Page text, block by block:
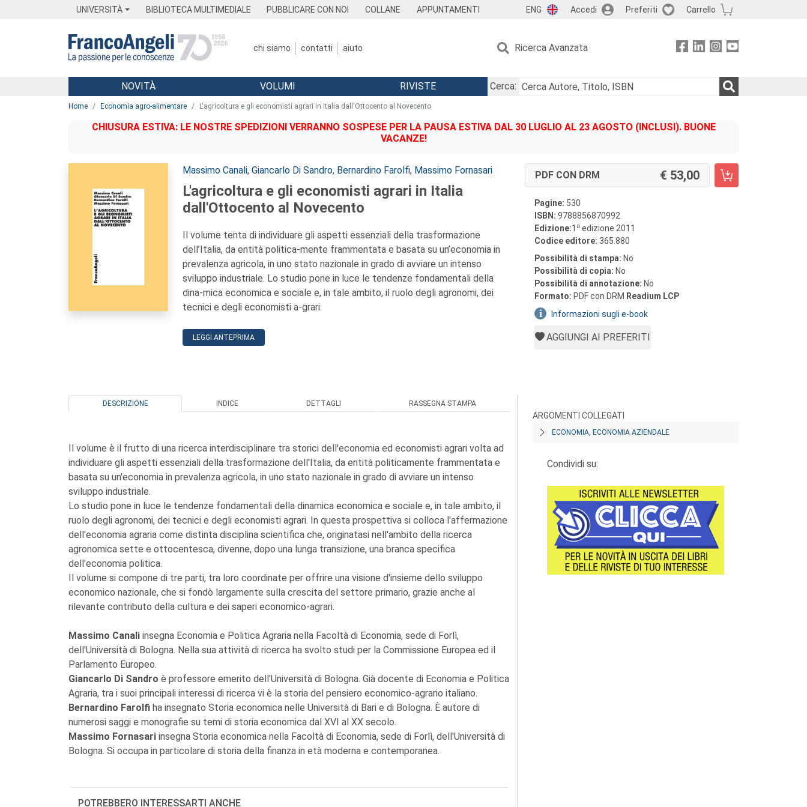
UNIVERSITÀ BIBLIOTECA MULTIMEDIALE PUBBLICARE CON NOI COLLANE APPUNTAMENTI ENG Accedi Preferiti Carrello
chi siamo contatti aiuto Ricerca Avanzata
Menu
NOVITÀ VOLUMI RIVISTE
Cerca:
Home Economia agro-alimentare L'agricoltura e gli economisti agrari in Italia dall'Ottocento al Novecento
CHIUSURA ESTIVA: LE NOSTRE SPEDIZIONI VERRANNO SOSPESE PER LA PAUSA ESTIVA DAL 30 LUGLIO AL 23 AGOSTO (INCLUSI). BUONE
VACANZE!
Autori:
Massimo Canali, Giancarlo Di Sandro, Bernardino Farolfi, Massimo Fornasari
L'agricoltura e gli economisti agrari in Italia
dall'Ottocento al Novecento
Il volume tenta di individuare gli aspetti essenziali della trasformazione
dell’Italia, da entità politica-mente frammentata e basata su un’economia in
prevalenza agricola, in uno stato nazionale in grado di avviare un intenso
sviluppo industriale. Lo studio pone in luce le tendenze fondamentali della
dina-mica economica e sociale e, in tale ambito, il ruolo degli agronomi, dei
tecnici e degli economisti a-grari.
LEGGI ANTEPRIMA
PDF CON DRM 53,00
Pagine: 530
ISBN: 9788856870992
Edizione:1 a edizione 2011
Codice editore: 365.880
Possibilità di stampa: No
Possibilità di copia: No
Possibilità di annotazione: No
Formato: PDF con DRM Readium LCP
Informazioni sugli e-book
AGGIUNGI AI PREFERITI
DESCRIZIONE INDICE DETTAGLI RASSEGNA STAMPA
Il volume è il frutto di una ricerca interdisciplinare tra storici dell'economia ed economisti agrari volta ad
individuare gli aspetti essenziali della trasformazione dell'Italia, da entità politicamente frammentata e
basata su un'economia in prevalenza agricola, in uno stato nazionale in grado di avviare un intenso
sviluppo industriale.
Lo studio pone in luce le tendenze fondamentali della dinamica economica e sociale e, in tale ambito, il
ruolo degli agronomi, dei tecnici e degli economisti agrari. In questa prospettiva si colloca l'affermazione
dell'economia agraria come distinta disciplina scientifica che, originatasi nell'ambito della ricerca
agronomica sette e ottocentesca, divenne, dopo una lunga transizione, una branca specifica
dell'economia politica.
Il volume si compone di tre parti, tra loro coordinate per offrire una visione d'insieme dello sviluppo
economico nazionale, che si fondò largamente sulla crescita del settore primario, grazie anche al
rilevante contributo della cultura e dei saperi economico-agrari.
Massimo Canali insegna Economia e Politica Agraria nella Facoltà di Economia, sede di Forlì,
dell'Università di Bologna. Nella sua attività di ricerca ha svolto studi per la Commissione Europea ed il
Parlamento Europeo.
Giancarlo Di Sandro è professore emerito dell'Università di Bologna. Già docente di Economia e Politica
Agraria, tra i suoi principali interessi di ricerca vi è la storia del pensiero economico-agrario italiano.
Bernardino Farolfi ha insegnato Storia economica nelle Università di Bari e di Bologna. È autore di
numerosi saggi e monografie su temi di storia economica dal XVI al XX secolo.
Massimo Fornasari insegna Storia economica nella Facoltà di Economia, sede di Forlì, dell'Università di
Bologna. Si occupa in particolare di storia della finanza in età moderna e contemporanea.
POTREBBERO INTERESSARTI ANCHE
ARGOMENTI COLLEGATI
ECONOMIA, ECONOMIA AZIENDALE
Condividi su: